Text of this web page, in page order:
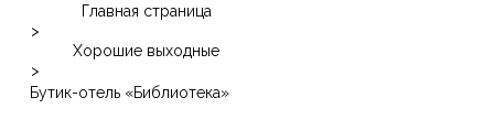
Главная страница
>
Хорошие выходные
>
Бутик-отель «Библиотека»